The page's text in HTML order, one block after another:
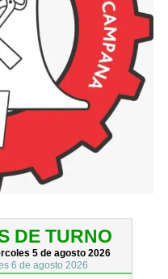
DE TURNO
5 de agosto 2026
6 de agosto 2026